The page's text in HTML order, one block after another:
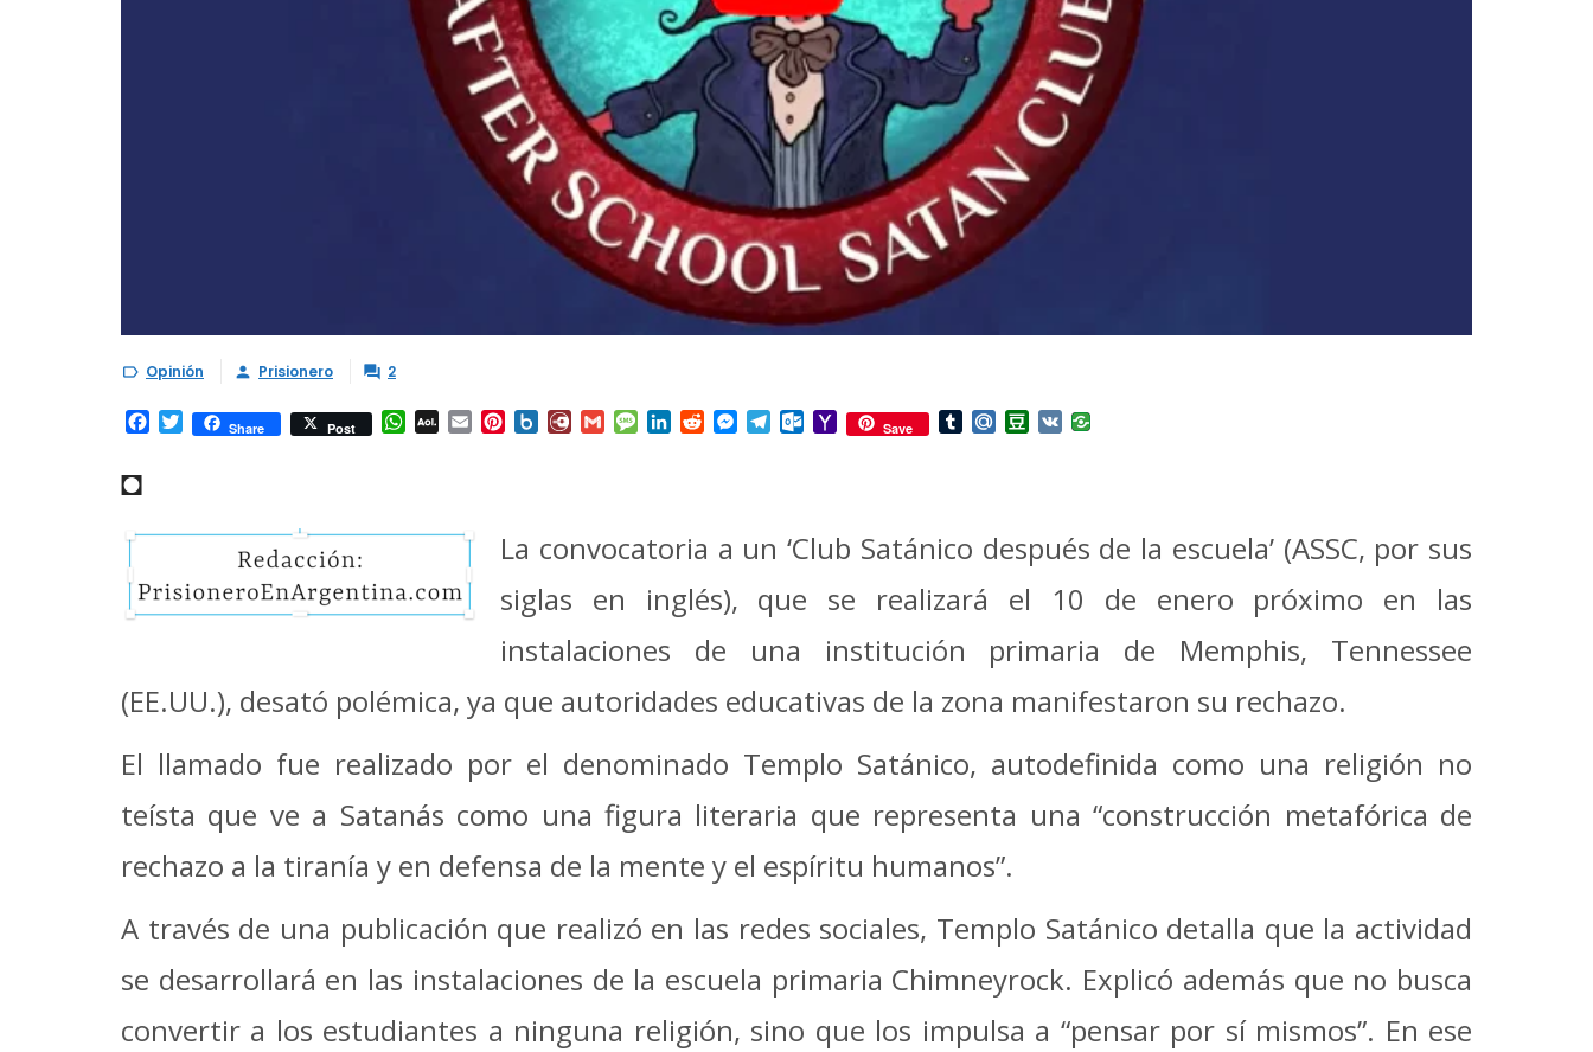
 Opinión  Prisionero  2
Facebook
TwitterShare Post WhatsApp
AOL Email Pinterest
Box.netDiary.RuGmailMessage
LinkedInRedditMessenger
TelegramOutlook.com
YahooSave TumblrMail.RuDouban
VK
◘
La convocatoria a un ‘Club Satánico después de la escuela’ (ASSC, por sus
siglas en inglés), que se realizará el 10 de enero próximo en las
instalaciones de una institución primaria de Memphis, Tennessee
(EE.UU.), desató polémica, ya que autoridades educativas de la zona manifestaron su rechazo.
El llamado fue realizado por el denominado Templo Satánico, autodefinida como una religión no
teísta que ve a Satanás como una figura literaria que representa una “construcción metafórica de
rechazo a la tiranía y en defensa de la mente y el espíritu humanos”.
A través de una publicación que realizó en las redes sociales, Templo Satánico detalla que la actividad
se desarrollará en las instalaciones de la escuela primaria Chimneyrock. Explicó además que no busca
convertir a los estudiantes a ninguna religión, sino que los impulsa a “pensar por sí mismos”. En ese